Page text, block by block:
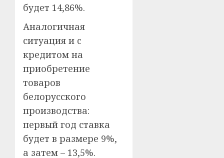
будет 14,86%.
Аналогичная
ситуация и c
кредитом на
приобретение
товаров
белорусского
производства:
первый год ставка
будет в размере 9%,
а затем – 13,5%.